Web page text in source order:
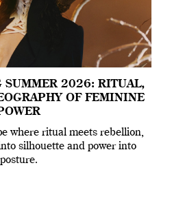
SUMMER 2026: RITUAL,
OF FEMININE
where ritual meets rebellion,
silhouette and power into
posture.